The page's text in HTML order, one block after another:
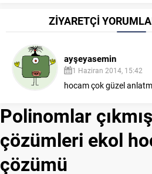
ZİYARETÇİ
ayşeyasemin
1 Haziran 2014, 15:42
hocam çok güzel
Polinomlar
çözümleri ekol
çözümü